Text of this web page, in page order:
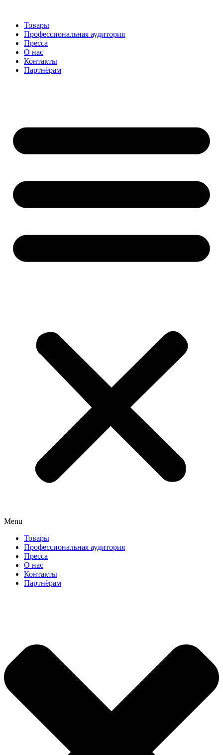
содержимому
Товары
Профессиональная аудитория
Пресса
О нас
Контакты
Партнёрам
Menu
Товары
Профессиональная аудитория
Пресса
О нас
Контакты
Партнёрам